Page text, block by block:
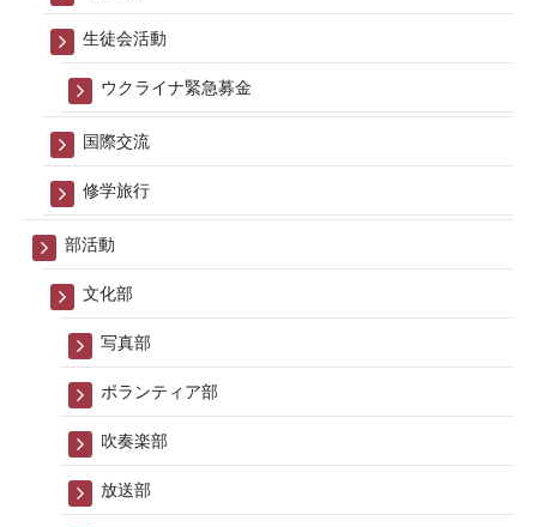
生徒会活動
ウクライナ緊急募金
国際交流
修学旅行
部活動
文化部
写真部
ボランティア部
吹奏楽部
放送部